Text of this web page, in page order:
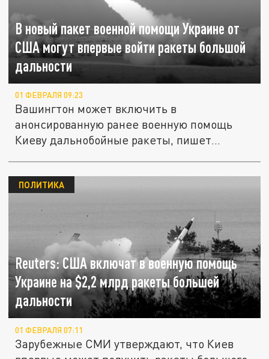
В новый пакет военной помощи Украине от
США могут впервые войти ракеты большой
дальности
01 ФЕВРАЛЯ 09:23
Вашингтон может включить в
анонсированную ранее военную помощь
Киеву дальнобойные ракеты, пишет
Reuters: США включат в военную помощь
Украине на $2,2 млрд ракеты большей
дальности
ПОЛИТИКА
01 ФЕВРАЛЯ 07:11
Зарубежные СМИ утверждают, что Киев